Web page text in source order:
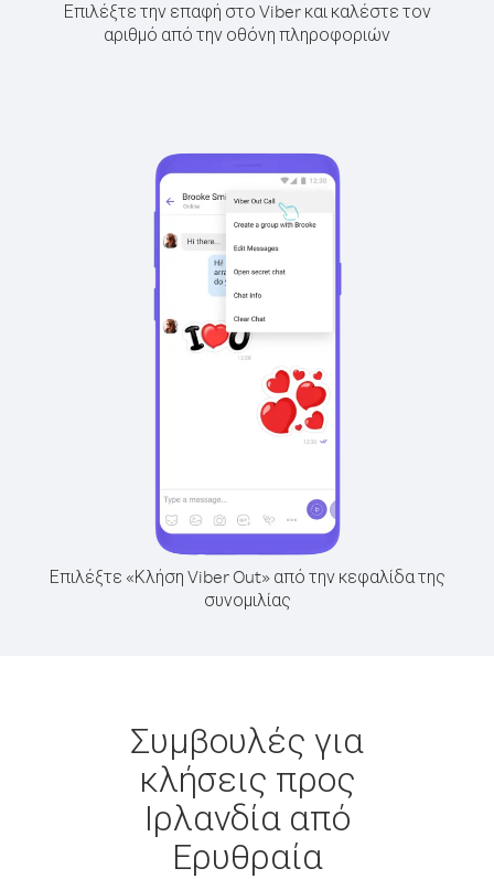
Επιλέξτε την επαφή στο Viber και καλέστε τον
αριθμό από την οθόνη πληροφοριών
Επιλέξτε «Κλήση Viber Out» από την κεφαλίδα της
συνομιλίας
Συμβουλές για
κλήσεις προς
Ιρλανδία από
Ερυθραία